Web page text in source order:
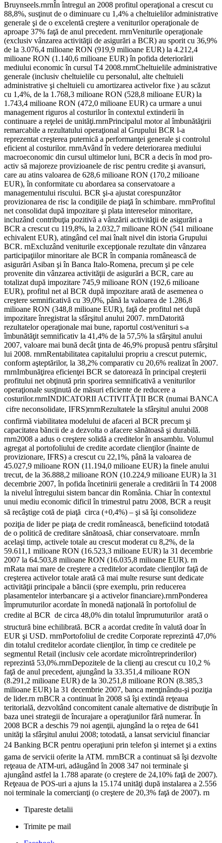
Bruynseels.rnrnÎn întregul an 2008 profitul operaţional a crescut cu
88,8%, susţinut de o diminuare cu 1,4% a cheltuielilor administrative
generale şi de o excelentă creştere a veniturilor operaţionale de
aproape 37% faţă de anul precedent. rnrnVeniturile operaţionale
(exclusiv vânzarea activităţii de asigurări a BCR) au sporit cu 36,9%
de la 3.076,4 milioane RON (919,9 milioane EUR) la 4.212,4
milioane RON (1.140,6 milioane EUR) în pofida deteriorării
mediului economic în cursul T4 2008.rnrnCheltuielile administrative
generale (inclusiv cheltuielile cu personalul, alte cheltuieli
administrative şi cheltuieli cu amortizarea activelor fixe ) au scăzut
cu 1,4%, de la 1.768,3 milioane RON (528,8 milioane EUR) la
1.743,4 milioane RON (472,0 milioane EUR) ca urmare a unui
management riguros al costurilor în contextul extinderii în
continuare a reţelei de unităţi.rnrnPrincipalul motor al îmbunătăţirii
remarcabile a rezultatului operaţional al Grupului BCR l-a
reprezentat creşterea puternică a performanţei generale şi controlul
eficient al costurilor. rnrnAvând în vedere deteriorarea mediului
macroeconomic din cursul ultimelor luni, BCR a decis în mod pro-
activ să majoreze provizioanele de risc pentru credite şi avansuri,
care au atins valoarea de 628,6 milioane RON (170,2 milioane
EUR), în conformitate cu abordarea sa conservatoare a
managementului riscului. BCR şi-a ajustat corespunzător
provizionarea de risc la condiţiile de piaţă în schimbare. rnrnProfitul
net consolidat după impozitare şi plata intereselor minoritare,
incluzând contribuţia pozitivă a vânzării activităţii de asigurări a
BCR a crescut cu 119,8%, la 2.032,7 milioane RON (541 milioane
echivalent EUR), atingând cel mai înalt nivel din istoria Grupului
BCR. rnExcluzând veniturile excepţionale rezultate din vânzarea
participaţiilor minoritare ale BCR în compania românească de
asigurări Asiban şi în Banca Italo-Romena, precum şi pe cele
provenite din vânzarea activităţii de asigurări a BCR, care au
totalizat după impozitare 745,9 milioane RON (192,6 milioane
EUR), profitul net al BCR după impozitare arată de asemenea o
creştere semnificativă cu 39,0%, până la valoarea de 1.286,8
milioane RON (348,8 milioane EUR), faţă de profitul net după
impozitare înregistrat la sfârşitul anului 2007. rnrnDatorită
rezultatelor operaţionale mai bune, raportul cost/venituri s-a
îmbunătăţit semnificativ la 41,4% de la 57,5% la sfârşitul anului
2007, valoare mai bună decât ţinta de 46,9% propusă pentru sfârşitul
lui 2008. rnrnRentabilitatea capitalului propriu a crescut puternic,
conform aşteptărilor, la 38,2% comparativ cu 20,6% realizat în 2007.
rnrnImbunăţirea eficienţei BCR se datorează în principal creşterii
profitului net obţinută prin sporirea semnificativă a veniturilor
operaţionale susţinută de măsuri eficiente de reducere a
costurilor.rnrnINDICATORII ACTIVITĂŢII BCR (numai BANCA
 cifre neconsolidate, IFRS)rnrnRezultatele la sfârşitul anului 2008
confirmă viabilitatea modelului de afaceri al BCR precum şi
capacitatea băncii de a dezvolta o afacere sănătoasă şi durabilă.
rnrn2008 a adus o creştere solidă a creditelor în ansamblu. Volumul
agregat al portofoliului de credite acordate clienţilor (înainte de
provizionare, IFRS) a crescut cu 22,1%, până la valoarea de
45.027,9 milioane RON (11.194,0 milioane EUR) la finele anului
trecut, de la 36.888,2 milioane RON (10.224,9 milioane EUR) la 31
decembrie 2007, în pofida încetinirii generale a creditării în T4 2008
la nivelul întregului sistem bancar din România. Chiar în contextul
unui mediu economic dificil în trimestrul patru 2008, BCR a reuşit
să recâştige cotă de piaţă  circa (+0,4%) – şi să îşi consolideze
poziţia de lider pe piaţa de credit românească, beneficiind totodată
de o politică de creditare sănătoasă, chiar conservatoare. rnrnÎn
acelaşi timp, activele totale au crescut moderat cu 8,2%, de la
59.611,1 milioane RON (16.523,3 milioane EUR) la 31 decembrie
2007 la 64.503,8 milioane RON (16.035,8 milioane EUR). rn
rnRata mai mare de creştere a creditelor acordate clienţilor faţă de
creşterea activelor totale arată că mai multe resurse sunt dedicate
activităţii principale a băncii (spre exemplu, prin reducerea
plasamentelor interbancare şi a activelor financiare).rnrnPonderea
împrumuturilor acordate în monedă naţională în portofoliul de
credite al BCR  de circa 48,0% din totalul împrumuturilor  arată o
structură bine echilibrată. BCR a acordat credite în valută doar în
EUR şi USD. rnrnPortofoliul de credite Corporate reprezintă 47,0%
din totalul creditelor acordate clienţilor, în timp ce creditele pe
segmentul Retail (inclusiv cele acordate microîntreprinderilor)
reprezintă 53,0%.rnrnDepozitele de la clienţi au crescut cu 10,2 %
faţă de anul precedent, ajungând la 33.351,4 milioane RON
(8.291,2 milioane EUR) de la 30.251,8 milioane RON (8.385,3
milioane EUR) la 31 decembrie 2007, banca menţinându-şi poziţia
de lider.rn rnBCR a continuat în 2008 să îşi extindă reţeaua
teritorială, dezvoltând concomitent canale alternative de distribuţie în
baza unei strategii de încurajare a operaţiunilor fără numerar. În
2008 BCR a deschis 79 noi agenţii, ajungând la o reţea de 641
unităţi la sfârşitul anului 2008; totodată, a lansat serviciul financiar
24 Banking BCR pentru operaţiuni prin telefon şi internet şi a extins
gama de servicii oferite la ATM. rnrnBCR a continuat să îşi dezvolte
reţeaua de ATM-uri, adăugând în 2008 347 noi terminale şi
ajungând astfel la 1.788 aparate (o creştere de 24,10% faţă de 2007).
Reţeaua de POS-uri a ajuns la 15.174 unităţi după instalarea a 2.556
noi terminale la comercianţi (o creştere de 20,3% faţă de 2007). rn
Tipareste detalii
Trimite pe mail